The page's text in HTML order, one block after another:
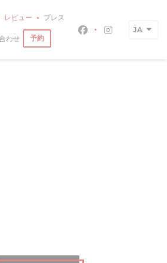
レビュー プレス
わせ 予約 Facebook ((新し
Instagram ((
JA